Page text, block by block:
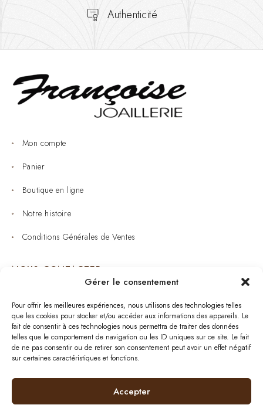
Gérer le consentement
Pour offrir les meilleures expériences, nous utilisons des technologies telles
que les cookies pour stocker et/ou accéder aux informations des appareils. Le
fait de consentir à ces technologies nous permettra de traiter des données
telles que le comportement de navigation ou les ID uniques sur ce site. Le fait
de ne pas consentir ou de retirer son consentement peut avoir un effet négatif
sur certaines caractéristiques et fonctions.
Accepter
Authenticité
Mon compte
Panier
Boutique en ligne
Notre histoire
Conditions Générales de Ventes
NOUS CONTACTER
Bijouterie : 05 53 53 64 11
Mardi au Samedi: 09:00 - 19:00
bijouterie.lavergne@orange.fr